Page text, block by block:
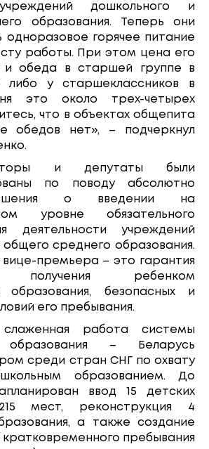
дошкольного и
образования. Теперь они
одноразовое горячее питание
работы. При этом цена его
и обеда в старшей группе в
либо у старшеклассников в
это около трех-четырех
что в объектах общепита
обедов нет», – подчеркнул
и депутаты были
по поводу абсолютно
о введении на
уровне обязательного
деятельности учреждений
среднего образования.
премьера – это гарантия
получения ребенком
образования, безопасных и
его пребывания.
работа системы
образования – Беларусь
среди стран СНГ по охвату
образованием. До
ввод 15 детских
мест, реконструкция 4
а также создание
кратковременного пребывания